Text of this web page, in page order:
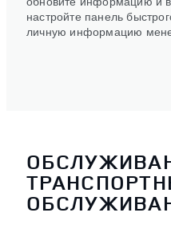
настройте панель
личную информацию